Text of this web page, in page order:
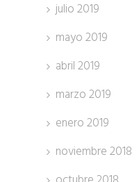
julio 2019
mayo 2019
abril 2019
marzo 2019
enero 2019
noviembre 2018